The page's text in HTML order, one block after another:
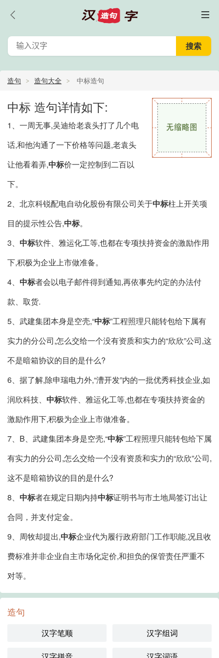
造句 造句大全 中标造句
中标 造句详情如下:
1、一周无事,吴迪给老袁头打了几个电
话,和他沟通了一下价格等问题,老袁头
让他看着弄,中标价一定控制到二百以
下。
2、北京科锐配电自动化股份有限公司关于中标柱上开关项
目的提示性公告,中标。
3、 中标软件、雅运化工等,也都在专项扶持资金的激励作用
下,积极为企业上市做准备。
4、 中标者会以电子邮件得到通知,再依事先约定的办法付
款、取货.
5、武建集团本身是空壳,“中标”工程照理只能转包给下属有
实力的分公司,怎么交给一个没有资质和实力的“欣欣”公司,这
不是暗箱协议的目的是什么?
6、据了解,除申瑞电力外,“漕开发”内的一批优秀科技企业,如
润欣科技、 中标软件、雅运化工等,也都在专项扶持资金的
激励作用下,积极为企业上市做准备。
7、B、武建集团本身是空壳,“中标”工程照理只能转包给下属
有实力的分公司,怎么交给一个没有资质和实力的“欣欣”公司,
这不是暗箱协议的目的是什么?
8、 中标者在规定日期内持中标证明书与市土地局签订出让
合同，并支付定金。
9、周牧却提出,中标企业代为履行政府部门工作职能,况且收
费标准并非企业自主市场化定价,和担负的保管责任严重不
对等。
造句
汉字笔顺 汉字组词